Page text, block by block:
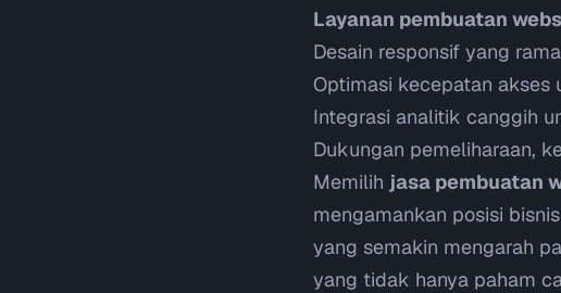
Layanan pembuatan
Desain responsif yang
Optimasi kecepatan akses
Integrasi analitik canggih
Dukungan pemeliharaan,
Memilih jasa pembuatan
mengamankan posisi
yang semakin mengarah
yang tidak hanya paham